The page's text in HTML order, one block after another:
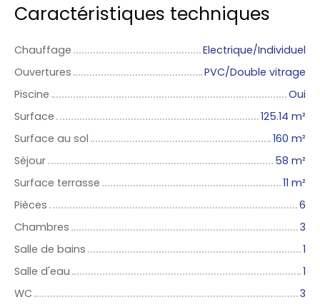
Caractéristiques techniques
Chauffage
Electrique/Individuel
Ouvertures
PVC/Double vitrage
Piscine
Oui
Surface
125.14 m²
Surface au sol
160 m²
Séjour
58 m²
Surface terrasse
11 m²
Pièces
6
Chambres
3
Salle de bains
1
Salle d'eau
1
WC
3